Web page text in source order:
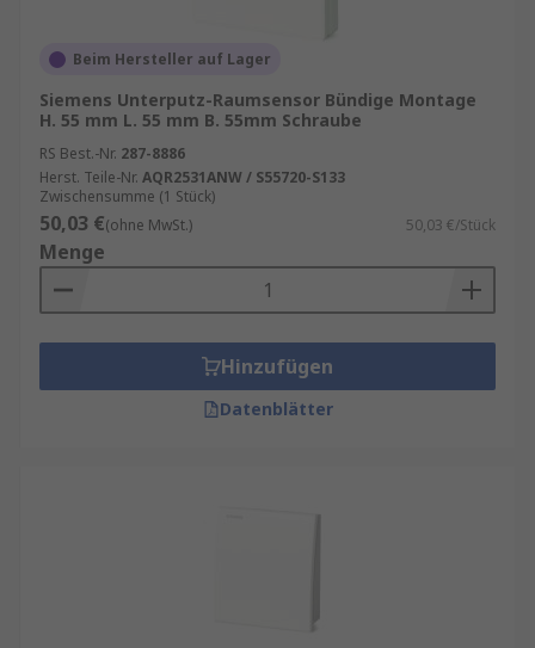
Beim Hersteller auf Lager
Siemens Unterputz-Raumsensor Bündige Montage
H. 55 mm L. 55 mm B. 55mm Schraube
RS Best.-Nr. 287-8886
Herst. Teile-Nr. AQR2531ANW / S55720-S133
Zwischensumme (1 Stück)
50,03 €(ohne MwSt.) 50,03 €/Stück
Menge
Hinzufügen
Datenblätter